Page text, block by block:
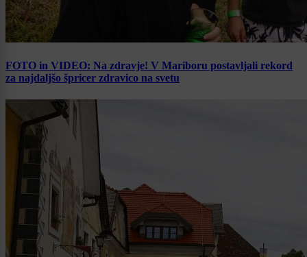
FOTO in VIDEO: Na zdravje! V Mariboru postavljali rekord
za najdaljšo špricer zdravico na svetu